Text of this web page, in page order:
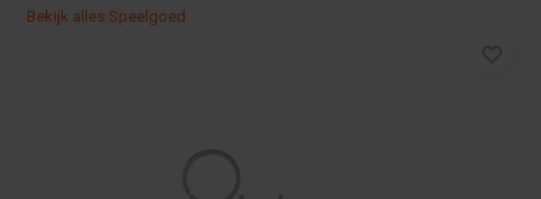
Bekijk alles Speelgoed